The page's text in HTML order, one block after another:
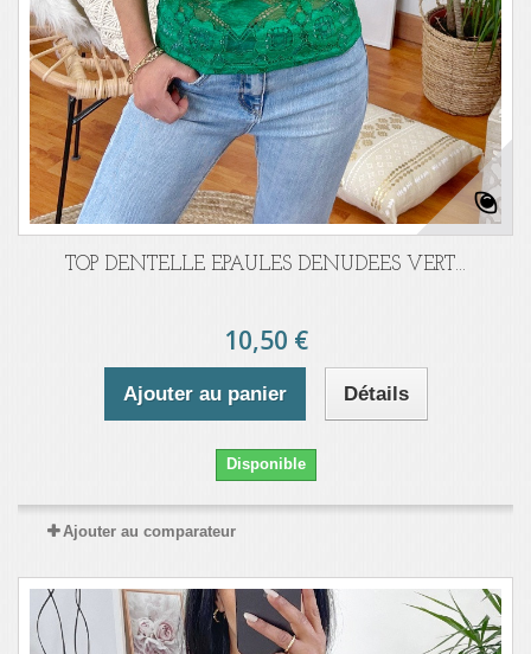
TOP DENTELLE EPAULES DENUDEES VERT...
10,50 €
Ajouter au panier Détails
Disponible
Ajouter au comparateur